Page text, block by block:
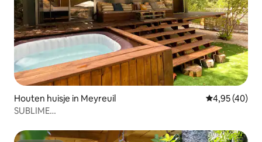
Houten huisje in Meyreuil Gemiddelde
4,95 (40)
SUBLIME